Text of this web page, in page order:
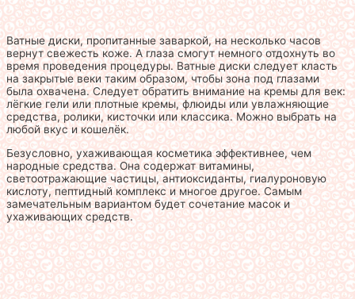
Ватные диски, пропитанные заваркой, на несколько часов
вернут свежесть коже. А глаза смогут немного отдохнуть во
время проведения процедуры. Ватные диски следует класть
на закрытые веки таким образом, чтобы зона под глазами
была охвачена. Следует обратить внимание на кремы для век:
лёгкие гели или плотные кремы, флюиды или увлажняющие
средства, ролики, кисточки или классика. Можно выбрать на
любой вкус и кошелёк.
Безусловно, ухаживающая косметика эффективнее, чем
народные средства. Она содержат витамины,
светоотражающие частицы, антиоксиданты, гиалуроновую
кислоту, пептидный комплекс и многое другое. Самым
замечательным вариантом будет сочетание масок и
ухаживающих средств.